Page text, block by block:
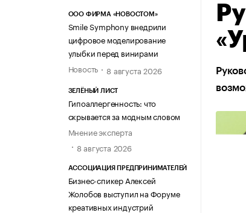
ООО ФИРМА «НОВОСТОМ»
Smile Symphony внедрили
цифровое моделирование
улыбки перед винирами
Новость
8 августа 2026
ЗЕЛЁНЫЙ ЛИСТ
Гипоаллергенность: что
скрывается за модным словом
Мнение эксперта
8 августа 2026
АССОЦИАЦИЯ ПРЕДПРИНИМАТЕЛЕЙ
Бизнес-спикер Алексей
Жолобов выступил на Форуме
креативных индустрий